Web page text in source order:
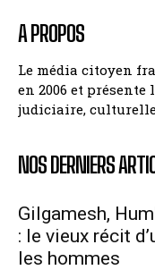
A PROPOS
Le média citoyen
en 2006 et
judiciaire, culturelle
NOS DERNIERS
Gilgamesh,
: le vieux récit
les hommes